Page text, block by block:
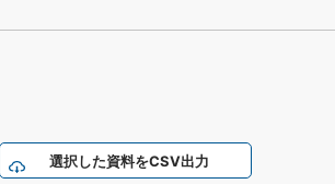
選択した資料をCSV出力